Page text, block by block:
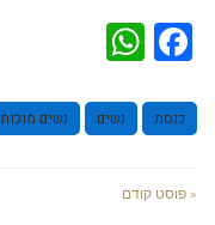
Facebook
כנסת נשים נשים מוכות
« פוסט קודם